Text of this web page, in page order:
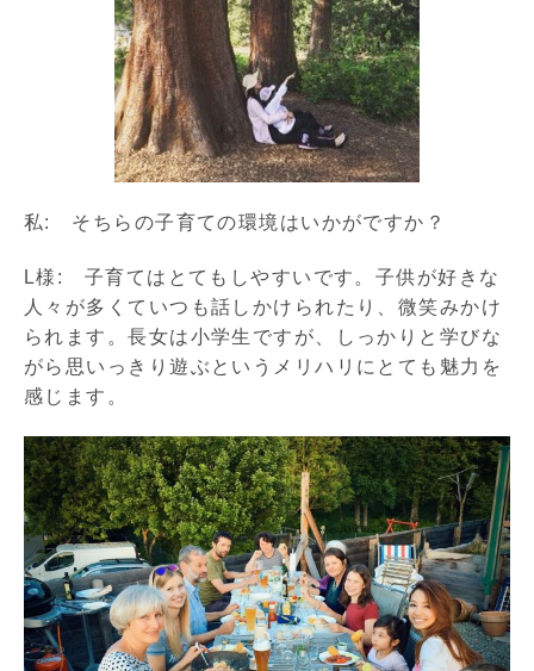
私: そちらの子育ての環境はいかがですか？
L様: 子育てはとてもしやすいです。子供が好きな
人々が多くていつも話しかけられたり、微笑みかけ
られます。長女は小学生ですが、しっかりと学びな
がら思いっきり遊ぶというメリハリにとても魅力を
感じます。